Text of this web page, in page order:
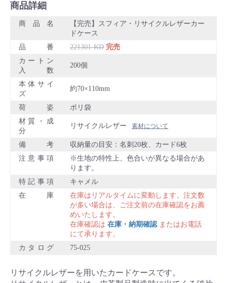
商品詳細
商品名
【完売】スフィア・リサイクルレザーカー
ドケース
品番
221301-KD 完売
カートン
入数
200個
本体サイ
ズ
約70×110mm
荷姿
ポリ袋
材質・成
分
リサイクルレザー 素材について
備考
収納量の目安：名刺20枚、カード6枚
注意事項
※生地の特性上、色合いが異なる場合があ
ります。
特記事項
キャメル
在庫
在庫はリアルタイムに変動します。注文数
が多い場合は、ご注文前の在庫確認をお薦
めいたします。
在庫確認は 在庫・納期確認またはお電話
にて承ります。
カタログ
75-025
リサイクルレザーを用いたカードケースです。